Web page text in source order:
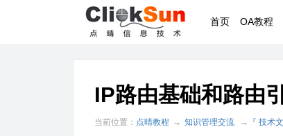
首页 OA教程
IP路由基础和路由
当前位置： 点晴教程 → 知识管理交流 → 『 技术